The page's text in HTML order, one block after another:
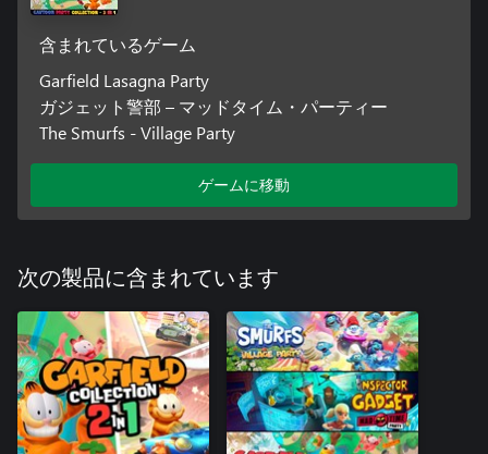
含まれているゲーム
Garfield Lasagna Party
ガジェット警部 – マッドタイム・パーティー
The Smurfs - Village Party
ゲームに移動
次の製品に含まれています